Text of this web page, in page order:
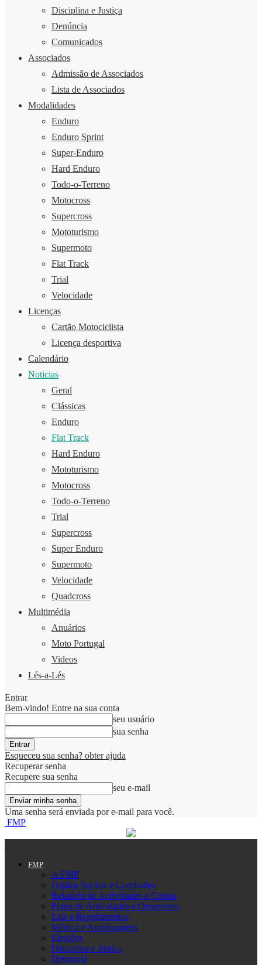
Disciplina e Justiça
Denúncia
Comunicados
Associados
Admissão de Associados
Lista de Associados
Modalidades
Enduro
Enduro Sprint
Super-Enduro
Hard Enduro
Todo-o-Terreno
Motocross
Supercross
Mototurismo
Supermoto
Flat Track
Trial
Velocidade
Licenças
Cartão Motociclista
Licença desportiva
Calendário
Noticias
Geral
Clássicas
Enduro
Flat Track
Hard Enduro
Mototurismo
Motocross
Todo-o-Terreno
Trial
Supercross
Super Enduro
Supermoto
Velocidade
Quadcross
Multimédia
Anuários
Moto Portugal
Videos
Lés-a-Lés
Entrar
Bem-vindo! Entre na sua conta
seu usuário
sua senha
Esqueceu sua senha? obter ajuda
Recuperar senha
Recupere sua senha
seu e-mail
Uma senha será enviada por e-mail para você.
FMP
FMP
A FMP
Órgãos Sociais e Comissões
Relatório de Actividades e Contas
Plano de Actividades e Orçamento
Leis e Regulamentos
Médica e Antidopagem
Eleições
Disciplina e Justiça
Denúncia